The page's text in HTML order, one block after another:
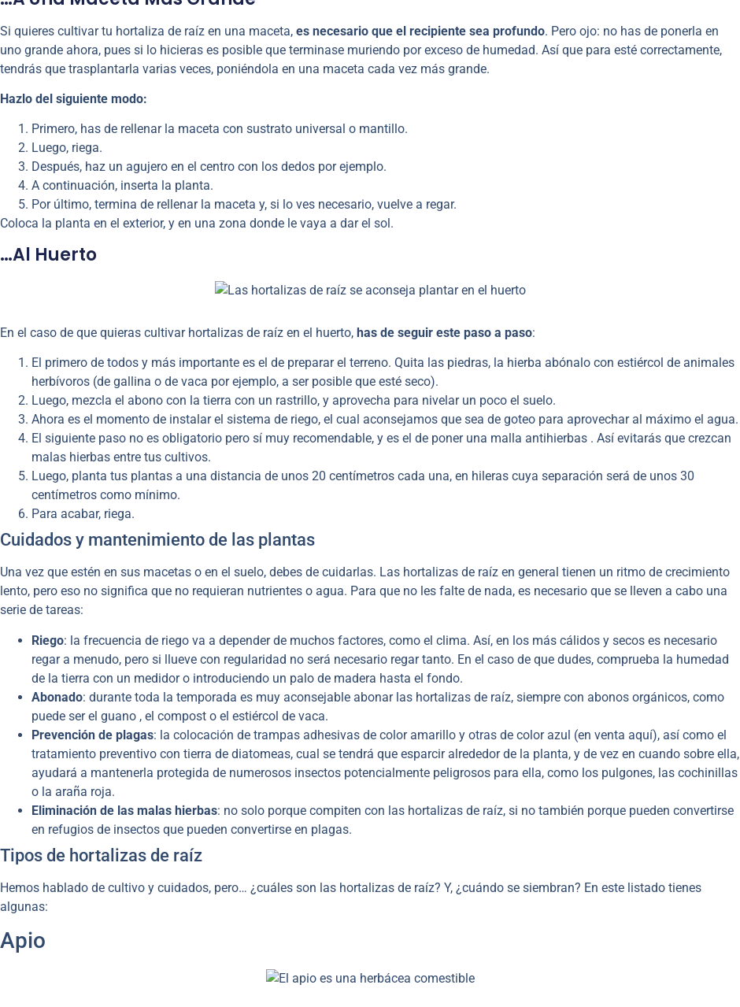
Si quieres cultivar tu hortaliza de raíz en una maceta, es necesario que el recipiente sea profundo. Pero ojo: no has de ponerla en
uno grande ahora, pues si lo hicieras es posible que terminase muriendo por exceso de humedad. Así que para esté correctamente,
tendrás que trasplantarla varias veces, poniéndola en una maceta cada vez más grande.
Hazlo del siguiente modo:
Primero, has de rellenar la maceta con sustrato universal o mantillo.
Luego, riega.
Después, haz un agujero en el centro con los dedos por ejemplo.
A continuación, inserta la planta.
Por último, termina de rellenar la maceta y, si lo ves necesario, vuelve a regar.
Coloca la planta en el exterior, y en una zona donde le vaya a dar el sol.
…al Huerto
En el caso de que quieras cultivar hortalizas de raíz en el huerto, has de seguir este paso a paso:
El primero de todos y más importante es el de preparar el terreno. Quita las piedras, la hierba abónalo con estiércol de animales
herbívoros (de gallina o de vaca por ejemplo, a ser posible que esté seco).
Luego, mezcla el abono con la tierra con un rastrillo, y aprovecha para nivelar un poco el suelo.
Ahora es el momento de instalar el sistema de riego, el cual aconsejamos que sea de goteo para aprovechar al máximo el agua.
El siguiente paso no es obligatorio pero sí muy recomendable, y es el de poner una malla antihierbas . Así evitarás que crezcan
malas hierbas entre tus cultivos.
Luego, planta tus plantas a una distancia de unos 20 centímetros cada una, en hileras cuya separación será de unos 30
centímetros como mínimo.
Para acabar, riega.
Cuidados y mantenimiento de las plantas
Una vez que estén en sus macetas o en el suelo, debes de cuidarlas. Las hortalizas de raíz en general tienen un ritmo de crecimiento
lento, pero eso no significa que no requieran nutrientes o agua. Para que no les falte de nada, es necesario que se lleven a cabo una
serie de tareas:
Riego: la frecuencia de riego va a depender de muchos factores, como el clima. Así, en los más cálidos y secos es necesario
regar a menudo, pero si llueve con regularidad no será necesario regar tanto. En el caso de que dudes, comprueba la humedad
de la tierra con un medidor o introduciendo un palo de madera hasta el fondo.
Abonado: durante toda la temporada es muy aconsejable abonar las hortalizas de raíz, siempre con abonos orgánicos, como
puede ser el guano , el compost o el estiércol de vaca.
Prevención de plagas: la colocación de trampas adhesivas de color amarillo y otras de color azul (en venta aquí), así como el
tratamiento preventivo con tierra de diatomeas, cual se tendrá que esparcir alrededor de la planta, y de vez en cuando sobre ella,
ayudará a mantenerla protegida de numerosos insectos potencialmente peligrosos para ella, como los pulgones, las cochinillas
o la araña roja.
Eliminación de las malas hierbas: no solo porque compiten con las hortalizas de raíz, si no también porque pueden convertirse
en refugios de insectos que pueden convertirse en plagas.
Tipos de hortalizas de raíz
Hemos hablado de cultivo y cuidados, pero… ¿cuáles son las hortalizas de raíz? Y, ¿cuándo se siembran? En este listado tienes
algunas:
Apio